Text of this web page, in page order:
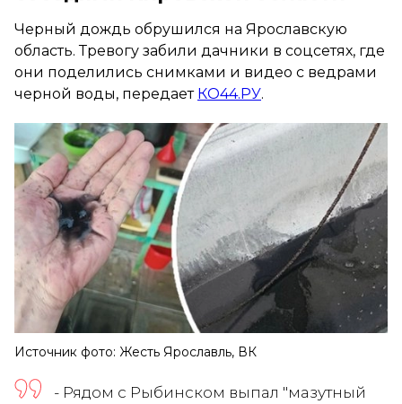
Черный дождь обрушился на Ярославскую
область. Тревогу забили дачники в соцсетях, где
они поделились снимками и видео с ведрами
черной воды, передает КО44.РУ.
Источник фото: Жесть Ярославль, ВК
- Рядом с Рыбинском выпал "мазутный